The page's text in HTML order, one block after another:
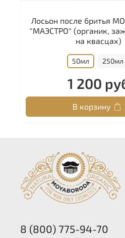
Лосьон после бритья
"МАЭСТРО" (органик,
на квасцах)
50мл 250мл
1 200
В корзину
8 (800) 775-94-70